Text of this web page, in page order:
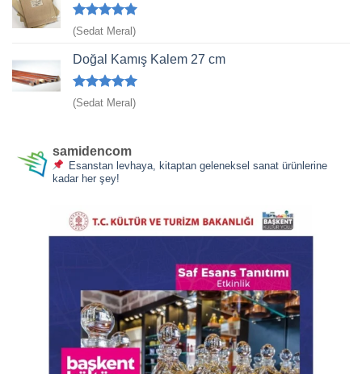
5 üzerinden
5
(Sedat Meral)
Doğal Kamış Kalem 27 cm
5 üzerinden
5
(Sedat Meral)
samidencom
Esanstan levhaya, kitaptan geleneksel sanat ürünlerine
kadar her şey!